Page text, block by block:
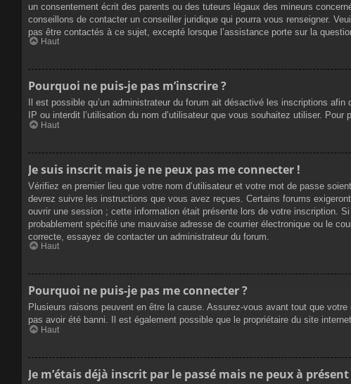
un consentement écrit des parents ou des tuteurs légaux des mineurs
conseillons de contacter un conseiller juridique qui pourra vous renseigner.
pas être contactés à ce sujet, excepté lorsque l’assistance porte sur la
Haut
Pourquoi ne puis-je pas m’inscrire ?
Il est possible qu’un administrateur du forum ait désactivé les inscriptions
IP ou interdit l’utilisation du nom d’utilisateur que vous souhaitez utiliser.
Haut
Je suis inscrit mais je ne peux pas me connecter !
Vérifiez en premier lieu que votre nom d’utilisateur et votre mot de passe
devrez suivre les instructions que vous avez reçues. Certains forums
ouvrir une session ; cette information était présente lors de votre inscription.
probablement spécifié une mauvaise adresse de courrier électronique ou le
correcte, essayez de contacter un administrateur du forum.
Haut
Pourquoi ne puis-je pas me connecter ?
Plusieurs raisons peuvent en être la cause. Assurez-vous avant tout que
pas avoir été banni. Il est également possible que le propriétaire du site
Haut
Je m’étais déjà inscrit par le passé mais ne peux à